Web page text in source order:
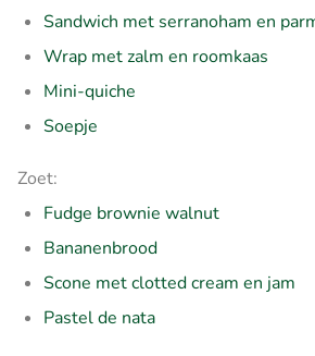
Sandwich met serranoham en
Wrap met zalm en roomkaas
Mini-quiche
Soepje
Zoet:
Fudge brownie walnut
Bananenbrood
Scone met clotted cream en jam
Pastel de nata